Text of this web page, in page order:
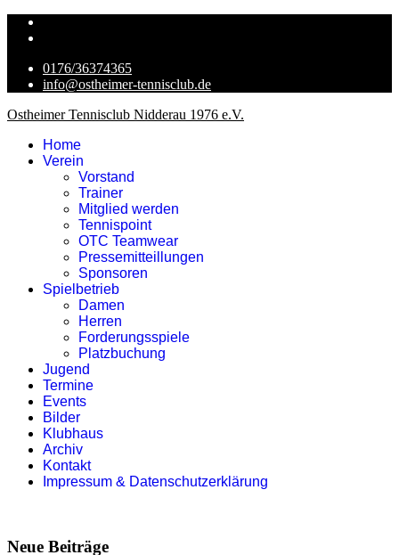
0176/36374365
info@ostheimer-tennisclub.de
Ostheimer Tennisclub Nidderau 1976 e.V.
Home
Verein
Vorstand
Trainer
Mitglied werden
Tennispoint
OTC Teamwear
Pressemitteillungen
Sponsoren
Spielbetrieb
Damen
Herren
Forderungsspiele
Platzbuchung
Jugend
Termine
Events
Bilder
Klubhaus
Archiv
Kontakt
Impressum & Datenschutzerklärung
Neue Beiträge